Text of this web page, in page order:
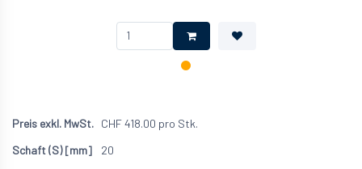
CHF418.00 pro Stk.
20